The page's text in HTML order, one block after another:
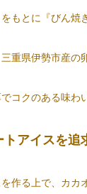
もとに『びん焼
重県伊勢市産の
コクのある味わ
アイスを追
作る上で、カカ